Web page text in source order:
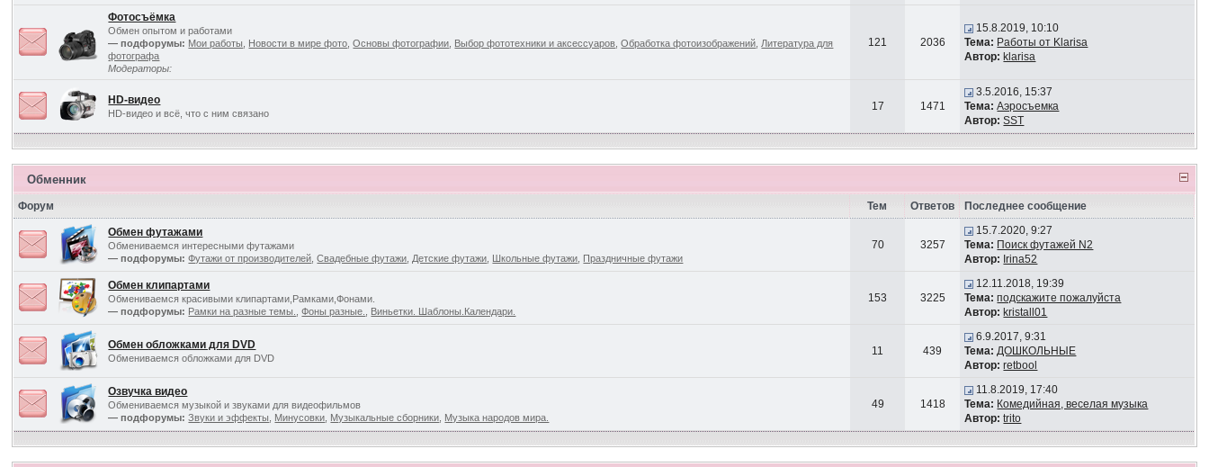
Фотосъёмка
Обмен опытом и работами
— подфорумы: Мои работы Новости в мире фото ,Основы фотографии Выбор фототехники и аксессуаров ,Обработка фотоизображений Литература для
фотографа
Модераторы:
121 2036
15.8.2019, 10:10
Тема: Работы от Klarisa
Автор: klarisa
HD-видео
HD-видео и всё, что с ним связано
17 1471
3.5.2016, 15:37
Тема: Аэросъемка
Автор: SST
Обменник
Форум Тем Ответов Последнее сообщение
Обмен футажами
Обмениваемся интересными футажами
— подфорумы: Футажи от производителей ,Свадебные футажи Детские футажи Школьные футажи Праздничные футажи
70 3257
15.7.2020, 9:27
Тема: Поиск футажей N2
Автор: Irina52
Обмен клипартами
Обмениваемся красивыми клипартами,Рамками,Фонами.
— подфорумы: Рамки на разные темы. ,Фоны разные. Виньетки. Шаблоны.Календари.
153 3225
12.11.2018, 19:39
Тема: подскажите пожалуйста
Автор: kristall01
Обмен обложками для DVD
Обмениваемся обложками для DVD
11 439
6.9.2017, 9:31
Тема: ДОШКОЛЬНЫЕ
Автор: retbool
Озвучка видео
Обмениваемся музыкой и звуками для видеофильмов
— подфорумы: Звуки и эффекты Минусовки Музыкальные сборники Музыка народов мира.
49 1418
11.8.2019, 17:40
Тема: Комедийная, веселая музыка
Автор: trito